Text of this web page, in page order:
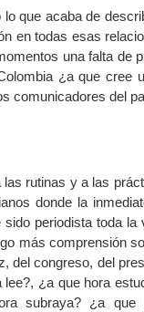
que acaba de
en todas esas
una falta de
¿a que cree
comunicadores del
rutinas y a las
donde la
periodista toda
más comprensión
del congreso, del
¿a que hora
subraya? ¿a que